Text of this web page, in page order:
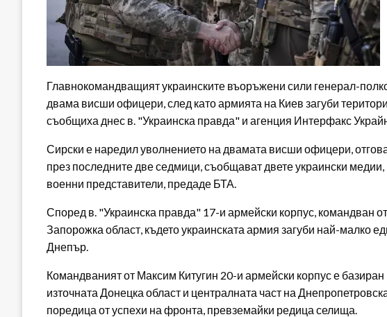
Главнокомандващият украинските въоръжени сили генерал-
двама висши офицери, след като армията на Киев загуби
съобщиха днес в. "Украинска правда" и агенция Интерфакс
Сирски е наредил уволнението на двамата висши офицери,
през последните две седмици, съобщават двете украински
военни представители, предаде БТА.
Според в. "Украинска правда" 17-и армейски корпус, командван
Запорожка област, където украинската армия загуби най-малко
Днепър.
Командваният от Максим Китугин 20-и армейски корпус е
източната Донецка област и централната част на
поредица от успехи на фронта, превземайки редица селища.